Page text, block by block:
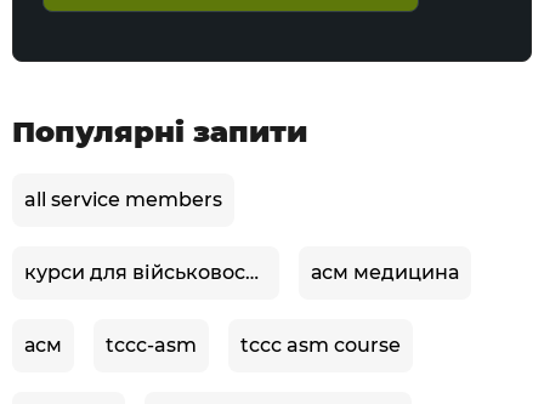
Популярні запити
all service members
курси для військовослужбовців асм медицина
асм tccc-asm tccc asm course